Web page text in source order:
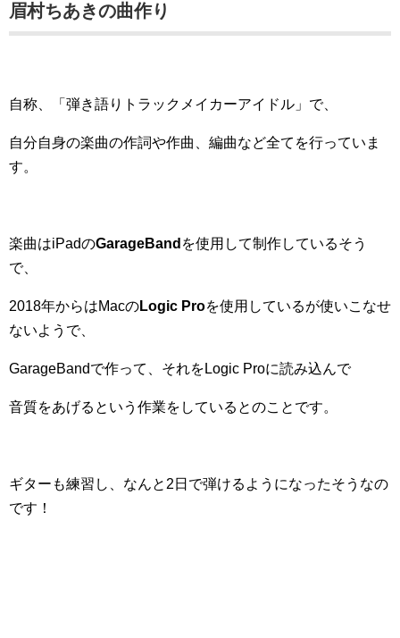
眉村ちあきの曲作り
自称、「弾き語りトラックメイカーアイドル」で、
自分自身の楽曲の作詞や作曲、編曲など全てを行っていま
す。
楽曲はiPadのGarageBand を使用して制作しているそう
で、
2018年からはMacのLogic Proを使用しているが使いこなせ
ないようで、
GarageBandで作って、それをLogic Proに読み込んで
音質をあげるという作業をしているとのことです。
ギターも練習し、なんと2日で弾けるようになったそうなの
です！